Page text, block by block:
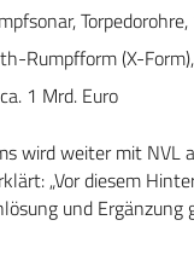
Rumpfform (X-
1 Mrd. Euro
wird weiter mit
„Vor diesem
und Ergänzung